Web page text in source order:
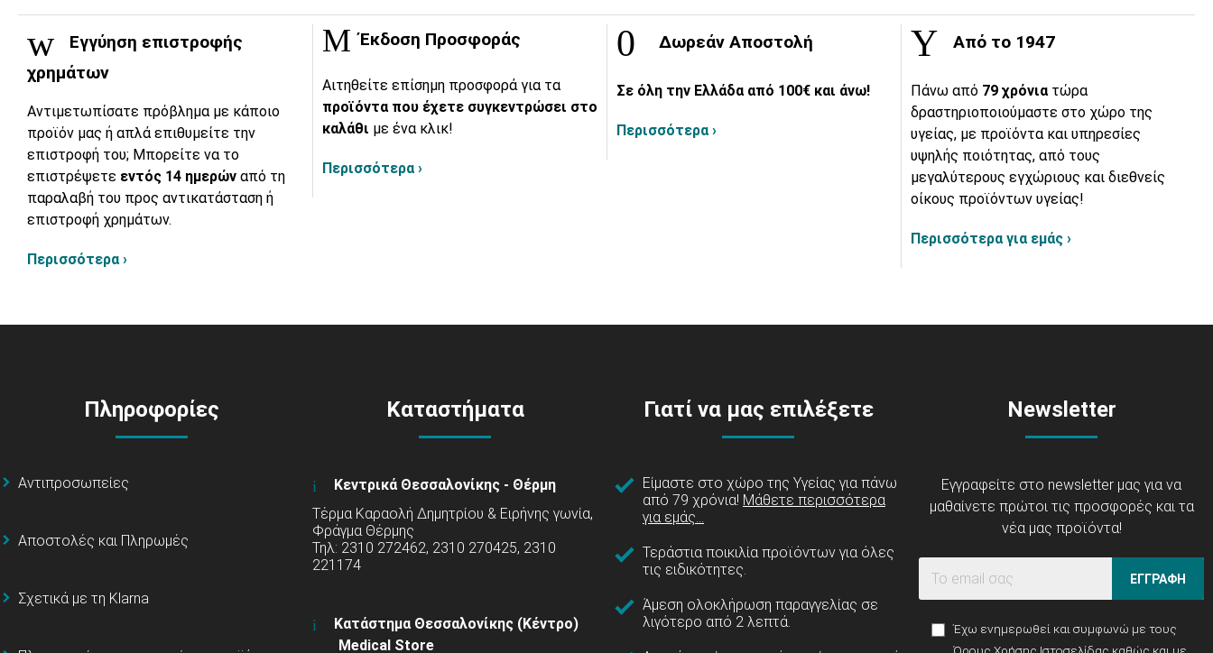
Εγγύηση επιστροφής
χρημάτων
Αντιμετωπίσατε πρόβλημα με κάποιο
προϊόν μας ή απλά επιθυμείτε την
επιστροφή του; Μπορείτε να το
επιστρέψετε εντός 14 ημερών από τη
παραλαβή του προς αντικατάσταση ή
επιστροφή χρημάτων.
Περισσότερα ›
Έκδοση Προσφοράς
Αιτηθείτε επίσημη προσφορά για τα
προϊόντα που έχετε συγκεντρώσει στο
καλάθι με ένα κλικ!
Περισσότερα ›
Δωρεάν Αποστολή
Σε όλη την Ελλάδα από 100€ και άνω!
Περισσότερα ›
Από το 1947
Πάνω από 79 χρόνια τώρα
δραστηριοποιούμαστε στο χώρο της
υγείας, με προϊόντα και υπηρεσίες
υψηλής ποιότητας, από τους
μεγαλύτερους εγχώριους και διεθνείς
οίκους προϊόντων υγείας!
Περισσότερα για εμάς ›
Πληροφορίες
Αντιπροσωπείες
Αποστολές και Πληρωμές
Σχετικά με τη Klarna
Καταστήματα
Κεντρικά Θεσσαλονίκης - Θέρμη
Τέρμα Καραολή Δημητρίου & Ειρήνης γωνία,
Φράγμα Θέρμης
Τηλ: 2310 272462, 2310 270425, 2310
221174
Κατάστημα Θεσσαλονίκης (Κέντρο)
Medical Store
Γιατί να μας επιλέξετε
Είμαστε στο χώρο της Υγείας για πάνω
από 79 χρόνια! Μάθετε περισσότερα
για εμάς...
Τεράστια ποικιλία προϊόντων για όλες
τις ειδικότητες.
Άμεση ολοκλήρωση παραγγελίας σε
λιγότερο από 2 λεπτά.
Newsletter
Εγγραφείτε στο newsletter μας για να
μαθαίνετε πρώτοι τις προσφορές και τα
νέα μας προϊόντα!
ΕΓΓΡΑΦΗ
Έχω ενημερωθεί και συμφωνώ με τους